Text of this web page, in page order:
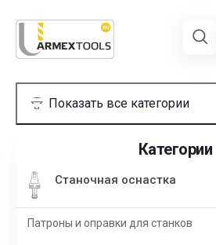
Категории
Станочная оснастка
Патроны и оправки для станков